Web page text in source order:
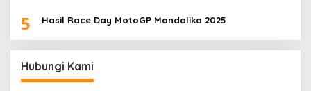
5 Hasil Race Day MotoGP Mandalika 2025
Hubungi Kami